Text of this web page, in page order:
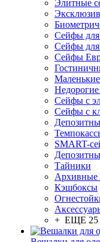
Элитные
Сейфы для
Сейфы для
Сейфы
Сейфы с
Сейфы с
SMART-
Тайники
Кэшбоксы
+ ЕЩЕ 25